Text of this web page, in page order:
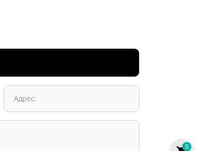
Адрес:
0